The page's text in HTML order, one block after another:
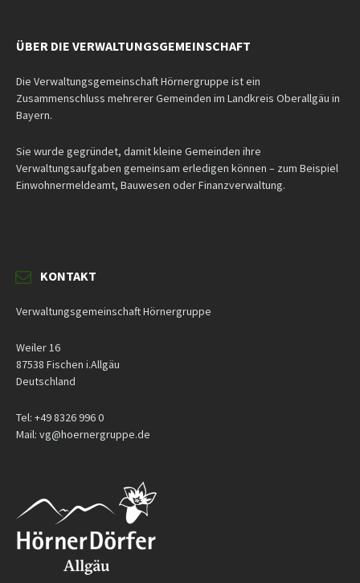
ÜBER DIE VERWALTUNGSGEMEINSCHAFT
Die Verwaltungsgemeinschaft Hörnergruppe ist ein
Zusammenschluss mehrerer Gemeinden im Landkreis Oberallgäu in
Bayern.
Sie wurde gegründet, damit kleine Gemeinden ihre
Verwaltungsaufgaben gemeinsam erledigen können – zum Beispiel
Einwohnermeldeamt, Bauwesen oder Finanzverwaltung.
KONTAKT
Verwaltungsgemeinschaft Hörnergruppe
Weiler 16
87538 Fischen i.Allgäu
Deutschland
Tel: +49 8326 996 0
Mail: vg@hoernergruppe.de